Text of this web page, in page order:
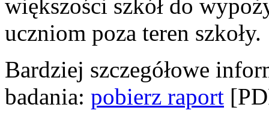
większości szkół do
uczniom poza teren szkoły.
Bardziej szczegółowe
badania: pobierz raport